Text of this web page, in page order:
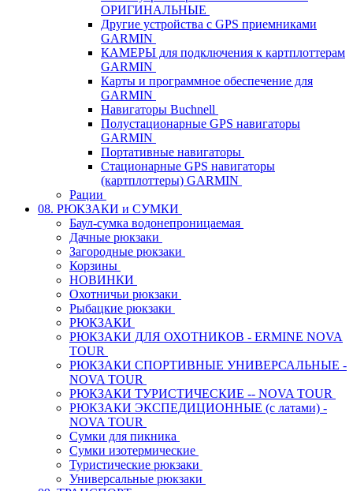
ОРИГИНАЛЬНЫЕ
Другие устройства с GPS приемниками
GARMIN
КАМЕРЫ для подключения к картплоттерам
GARMIN
Карты и программное обеспечение для
GARMIN
Навигаторы Buchnell
Полустационарные GPS навигаторы
GARMIN
Портативные навигаторы
Стационарные GPS навигаторы
(картплоттеры) GARMIN
Рации
08. РЮКЗАКИ и СУМКИ
Баул-сумка водонепроницаемая
Дачные рюкзаки
Загородные рюкзаки
Корзины
НОВИНКИ
Охотничьи рюкзаки
Рыбацкие рюкзаки
РЮКЗАКИ
РЮКЗАКИ ДЛЯ ОХОТНИКОВ - ERMINE NOVA
TOUR
РЮКЗАКИ СПОРТИВНЫЕ УНИВЕРСАЛЬНЫЕ -
NOVA TOUR
РЮКЗАКИ ТУРИСТИЧЕСКИЕ -- NOVA TOUR
РЮКЗАКИ ЭКСПЕДИЦИОННЫЕ (с латами) -
NOVA TOUR
Сумки для пикника
Сумки изотермические
Туристические рюкзаки
Универсальные рюкзаки